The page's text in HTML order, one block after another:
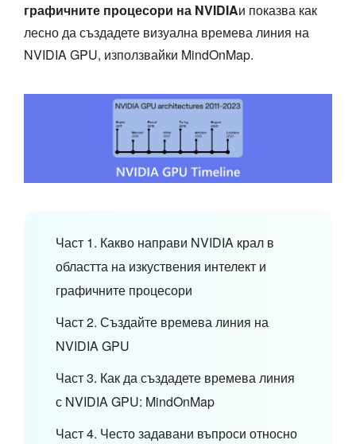
графичните процесори на NVIDIAи показва как
лесно да създадете визуална времева линия на
NVIDIA GPU, използвайки MindOnMap.
Част 1. Какво направи NVIDIA крал в
областта на изкуствения интелект и
графичните процесори
Част 2. Създайте времева линия на
NVIDIA GPU
Част 3. Как да създадете времева линия
с NVIDIA GPU: MindOnMap
Част 4. Често задавани въпроси относно